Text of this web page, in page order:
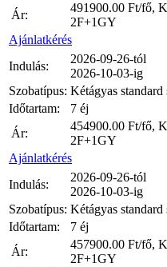
Ár:
491900.00 Ft/fő,
2F+1GY
Ajánlatkérés
Indulás:
2026-09-26-tól
2026-10-03-ig
Szobatípus: Kétágyas standard
Időtartam:
7 éj
Ár:
454900.00 Ft/fő,
2F+1GY
Ajánlatkérés
Indulás:
2026-09-26-tól
2026-10-03-ig
Szobatípus: Kétágyas standard
Időtartam:
7 éj
Ár:
457900.00 Ft/fő,
2F+1GY